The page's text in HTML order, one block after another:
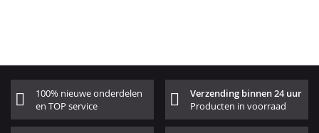
100% nieuwe onderdelen
en TOP service
Verzending binnen 24 uur
Producten in voorraad